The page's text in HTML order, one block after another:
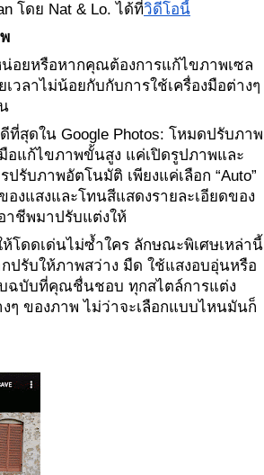
โดย Nat & Lo. ได้ที่วิดีโอนี้
อยหรือหากคุณต้องการแก้ไขภาพเซล
วลาไม่น้อยกับกับการใช้เครื่องมือต่างๆ
สุดใน Google Photos: โหมดปรับภาพ
อแก้ไขภาพขั้นสูง แค่เปิดรูปภาพและ
รับภาพอัตโนมัติ เพียงแค่เลือก “Auto”
งแสงและโทนสีแสดงรายละเอียดของ
าชีพมาปรับแต่งให้
โดดเด่นไม่ซ้ำใคร ลักษณะพิเศษเหล่านี้
รับให้ภาพสว่าง มืด ใช้แสงอบอุ่นหรือ
ฉบับที่คุณชื่นชอบ ทุกสไตล์การแต่ง
ๆ ของภาพ ไม่ว่าจะเลือกแบบไหนมันก็